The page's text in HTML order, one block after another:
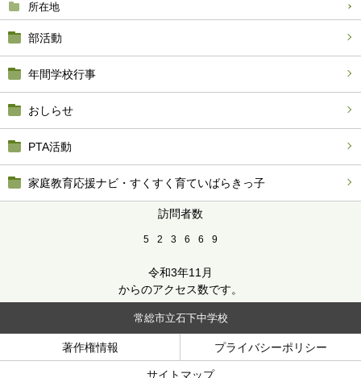
所在地
部活動
年間学校行事
おしらせ
PTA活動
家庭教育応援ナビ・すくすく育ていばらきっ子
訪問者数
5 2 3 6 6 9
令和3年11月
からのアクセス数です。
常総市立石下中学校
著作権情報 プライバシーポリシー
サイトマップ